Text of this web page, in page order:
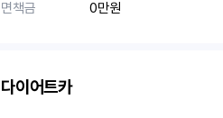
면책금 0만원
다이어트카